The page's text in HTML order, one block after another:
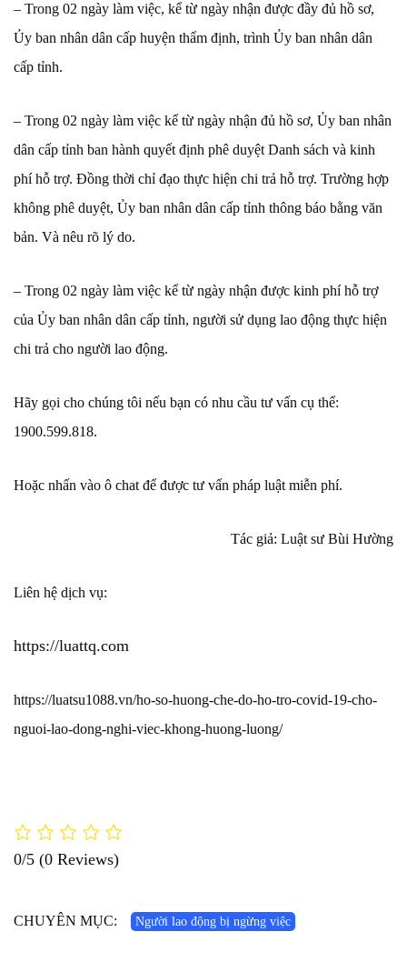
– Trong 02 ngày làm việc, kể từ ngày nhận được đầy đủ hồ sơ,
Ủy ban nhân dân cấp huyện thẩm định, trình Ủy ban nhân dân
cấp tỉnh.
– Trong 02 ngày làm việc kể từ ngày nhận đủ hồ sơ, Ủy ban nhân
dân cấp tỉnh ban hành quyết định phê duyệt Danh sách và kinh
phí hỗ trợ. Đồng thời chỉ đạo thực hiện chi trả hỗ trợ. Trường hợp
không phê duyệt, Ủy ban nhân dân cấp tỉnh thông báo bằng văn
bản. Và nêu rõ lý do.
– Trong 02 ngày làm việc kể từ ngày nhận được kinh phí hỗ trợ
của Ủy ban nhân dân cấp tỉnh, người sử dụng lao động thực hiện
chi trả cho người lao động.
Hãy gọi cho chúng tôi nếu bạn có nhu cầu tư vấn cụ thể:
1900.599.818.
Hoặc nhấn vào ô chat để được tư vấn pháp luật miễn phí.
Tác giả: Luật sư Bùi Hường
Liên hệ dịch vụ:
https://luattq.com
https://luatsu1088.vn/ho-so-huong-che-do-ho-tro-covid-19-cho-
nguoi-lao-dong-nghi-viec-khong-huong-luong/
0/5 (0 Reviews)
CHUYÊN MỤC: Người lao động bị ngừng việc